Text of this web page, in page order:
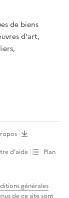
de biens
d'art,
d’aide
Plan
générales
de ce site sont